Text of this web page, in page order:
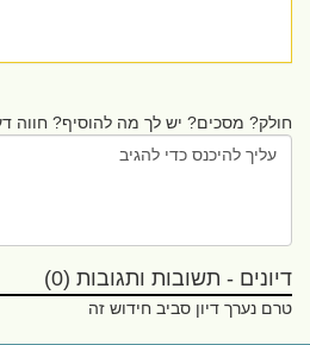
חולק? מסכים? יש לך מה להוסיף? חווה
דיונים - תשובות ותגובות (0)
טרם נערך דיון סביב חידוש זה